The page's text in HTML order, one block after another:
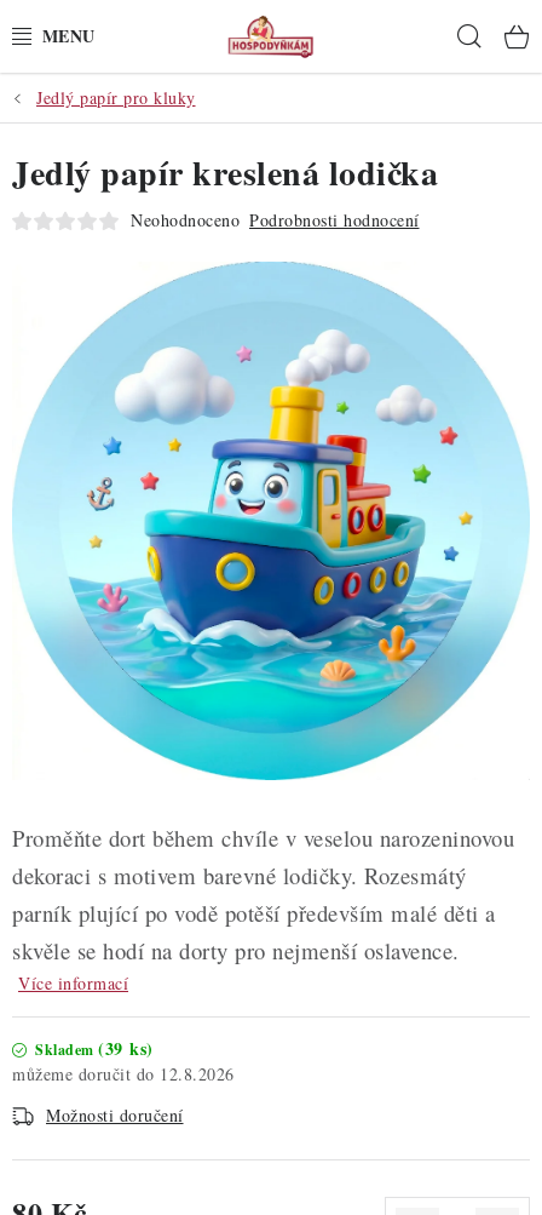
na
POTŘEBY
POMŮCKY
SUROVINY
PRO OSLAVY
DO KUCHYNĚ
POCHUTINY
ZDRAVÉ PEČENÍ
DÁRKOVÉ POUKAZY
TÉMATICKÉ PRODUKTY
PROFI BALENÍ
Nepřevzetí zásilky na dobírku
Obchodní podmínky
Hodnocení obchodu
Blog
Moje objednávka
Jedlý papír pro kluky
Proměňte dort během chvíle v veselou narozeninovou
dekoraci s motivem barevné lodičky. Rozesmátý
parník plující po vodě potěší především malé děti a
skvěle se hodí na dorty pro nejmenší oslavence.
Více informací
Skladem (39 ks)
12.8.2026
Možnosti doručení
Jedlý papír kreslená lodička
Neohodnoceno Podrobnosti hodnocení